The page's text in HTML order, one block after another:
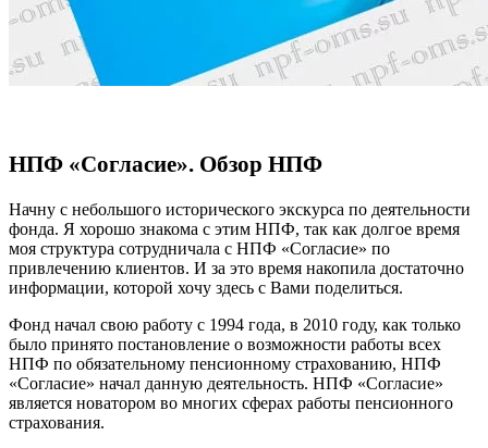
НПФ «Согласие». Обзор НПФ
Начну с небольшого исторического экскурса по деятельности
фонда. Я хорошо знакома с этим НПФ, так как долгое время
моя структура сотрудничала с НПФ «Согласие» по
привлечению клиентов. И за это время накопила достаточно
информации, которой хочу здесь с Вами поделиться.
Фонд начал свою работу с 1994 года, в 2010 году, как только
было принято постановление о возможности работы всех
НПФ по обязательному пенсионному страхованию, НПФ
«Согласие» начал данную деятельность. НПФ «Согласие»
является новатором во многих сферах работы пенсионного
страхования.